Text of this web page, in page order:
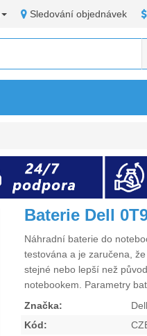
Sledování objednávek
Baterie Dell
Náhradní baterie do
testována a je zaručena,
stejné nebo lepší než
notebookem. Parametry
Značka:
Dell
Kód: